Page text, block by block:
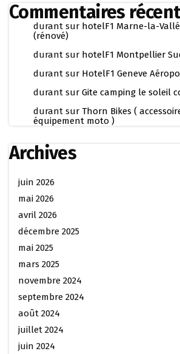
Commentaires
durant sur hotelF1 Marne-la-
(rénové)
durant sur hotelF1 Montpellier
durant sur HotelF1 Geneve
durant sur Gite camping le soleil
durant sur Thorn Bikes (
équipement moto )
Archives
juin 2026
mai 2026
avril 2026
décembre 2025
mai 2025
mars 2025
novembre 2024
septembre 2024
août 2024
juillet 2024
juin 2024